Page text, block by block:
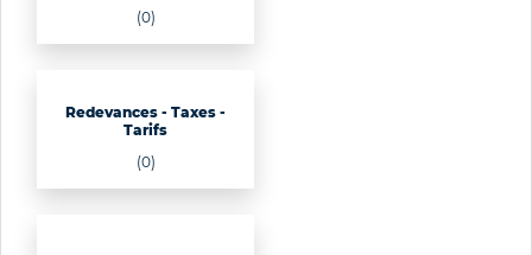
(0)
Redevances - Taxes -
Tarifs
(0)